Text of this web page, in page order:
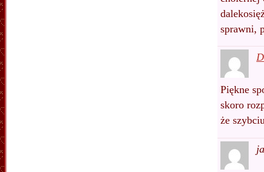
sprawni,
Piękne
skoro
że